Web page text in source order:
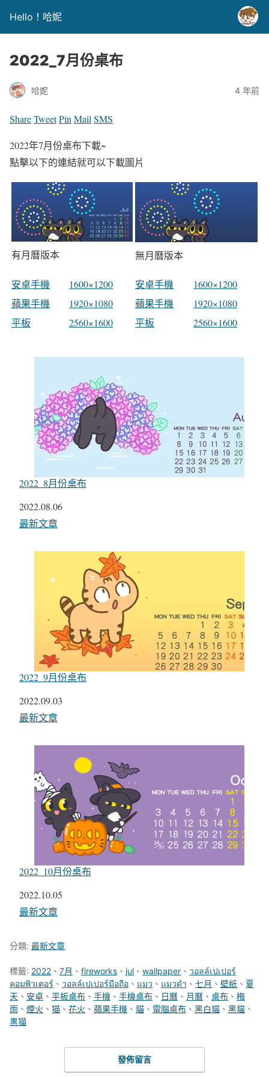
Hello！哈妮
2022_7月份桌布
哈妮 4 年前
ShareTweetPin Mail SMS
2022年7月份桌布下載~
點擊以下的連結就可以下載圖片
有月曆版本 無月曆版本
安卓手機 1600×1200 安卓手機
1600×1200
蘋果手機
1920×1080 蘋果手機
1920×1080
平板
2560×1600 平板 2560×1600
2022_8月份桌布
日期
2022.08.06
關於
最新文章
2022_9月份桌布
日期
2022.09.03
關於
最新文章
2022_10月份桌布
日期
2022.10.05
關於
最新文章
分類: 最新文章
標籤: 2022 、 7月 、 fireworks 、 jul 、 wallpaper 、 วอลล์เปเปอร์
คอมพิวเตอร์ 、 วอลล์เปเปอร์มือถือ 、 แมว 、 แมวดำ 、 七月 、 壁紙 、 夏
天 、 安卓 、 平板桌布 、 手機 、 手機桌布 、 日曆 、 月曆 、 桌布 、 梅
雨 、 煙火 、 猫 、 花火 、 蘋果手機 、 貓 、 電腦桌布 、 黑白貓 、 黑貓 、
黒猫
發佈留言